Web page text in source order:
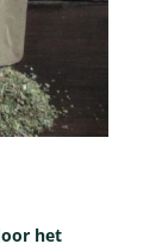
het